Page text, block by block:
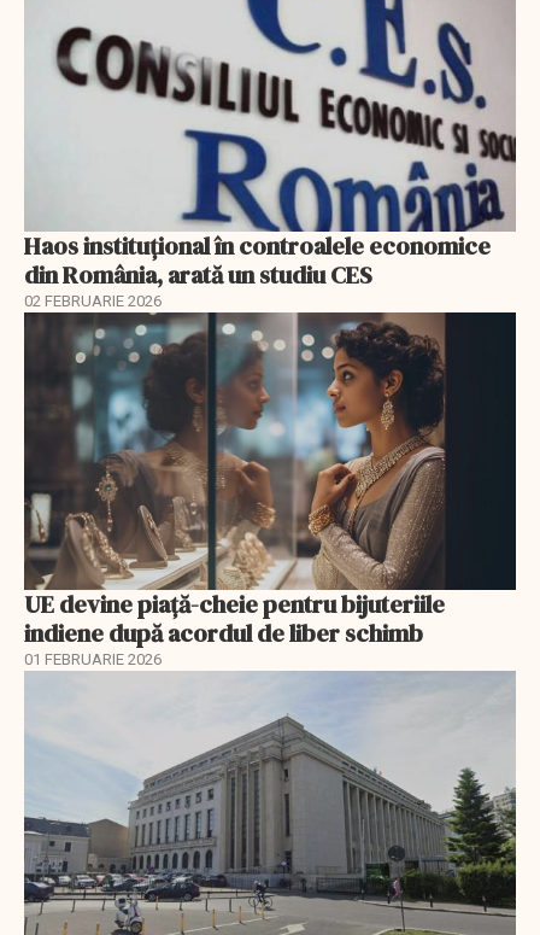
Haos instituțional în controalele economice
din România, arată un studiu CES
02 FEBRUARIE 2026
UE devine piață-cheie pentru bijuteriile
indiene după acordul de liber schimb
01 FEBRUARIE 2026